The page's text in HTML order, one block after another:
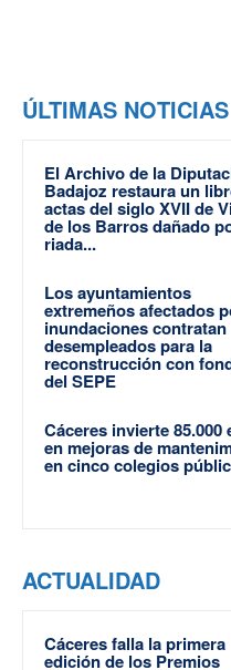
ÚLTIMAS NOTICIAS
El Archivo de la
Badajoz restaura un
actas del siglo XVII de
de los Barros dañado
riada...
Los ayuntamientos
extremeños afectados
inundaciones contratan
desempleados para la
reconstrucción con
del SEPE
Cáceres invierte 85.000
en mejoras de
en cinco colegios
ACTUALIDAD
Cáceres falla la primera
edición de los Premios